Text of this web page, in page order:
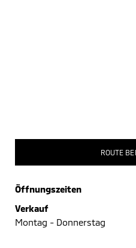
ROUTE
Öffnungszeiten
Verkauf
Montag - Donnerstag